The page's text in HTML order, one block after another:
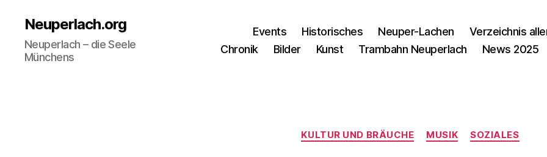
Neuperlach.org
Neuperlach – die Seele
Münchens
Events Historisches Neuper-Lachen
Verzeichnis
Chronik
Bilder Kunst Trambahn Neuperlach News 2025
Kategorien
KULTUR UND BRÄUCHE MUSIK SOZIALES